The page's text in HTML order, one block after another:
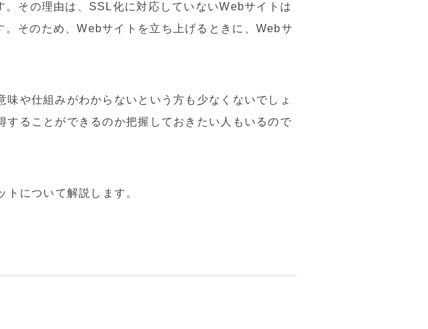
その理由は、SSL化に対応していないWebサイトは
そのため、Webサイトを立ち上げるときに、Webサ
や仕組みがわからないという方も少なくないでしょ
ることができるのか把握しておきたい人もいるので
について解説します。